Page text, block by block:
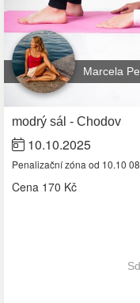
Marcela
modrý sál - Chodov
10.10.2025
Penalizační zóna od 10.10
Cena 170 Kč